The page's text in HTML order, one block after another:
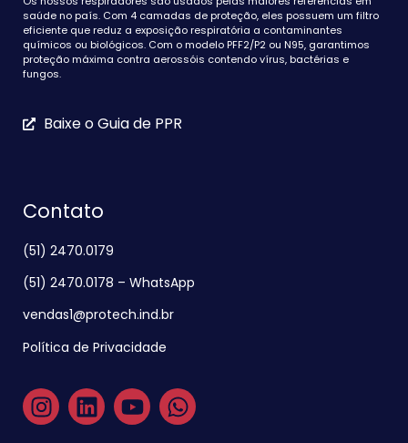
saúde no país. Com 4 camadas de proteção, eles possuem um filtro
eficiente que reduz a exposição respiratória a contaminantes
químicos ou biológicos. Com o modelo PFF2/P2 ou N95, garantimos
proteção máxima contra aerossóis contendo vírus, bactérias e
fungos.
Baixe o Guia de PPR
Contato
(51) 2470.0179
(51) 2470.0178 – WhatsApp
vendas1@protech.ind.br
Política de Privacidade